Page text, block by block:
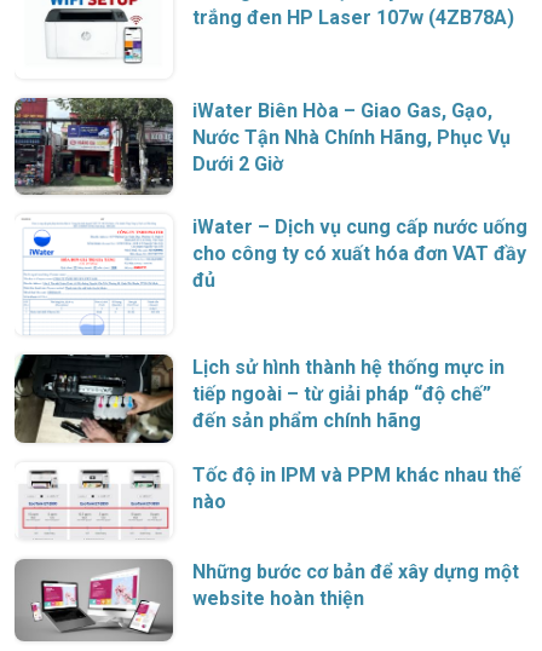
trắng đen HP Laser 107w (4ZB78A)
iWater Biên Hòa – Giao Gas, Gạo,
Nước Tận Nhà Chính Hãng, Phục Vụ
Dưới 2 Giờ
iWater – Dịch vụ cung cấp nước uống
cho công ty có xuất hóa đơn VAT đầy
đủ
Lịch sử hình thành hệ thống mực in
tiếp ngoài – từ giải pháp “độ chế”
đến sản phẩm chính hãng
Tốc độ in IPM và PPM khác nhau thế
nào
Những bước cơ bản để xây dựng một
website hoàn thiện